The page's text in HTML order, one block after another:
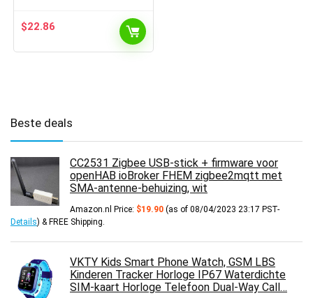
$22.86
Beste deals
CC2531 Zigbee USB-stick + firmware voor
openHAB ioBroker FHEM zigbee2mqtt met
SMA-antenne-behuizing, wit
Amazon.nl Price: $19.90 (as of 08/04/2023 23:17 PST-
Details) & FREE Shipping
VKTY Kids Smart Phone Watch, GSM LBS
Kinderen Tracker Horloge IP67 Waterdichte
SIM-kaart Horloge Telefoon Dual-Way Call…